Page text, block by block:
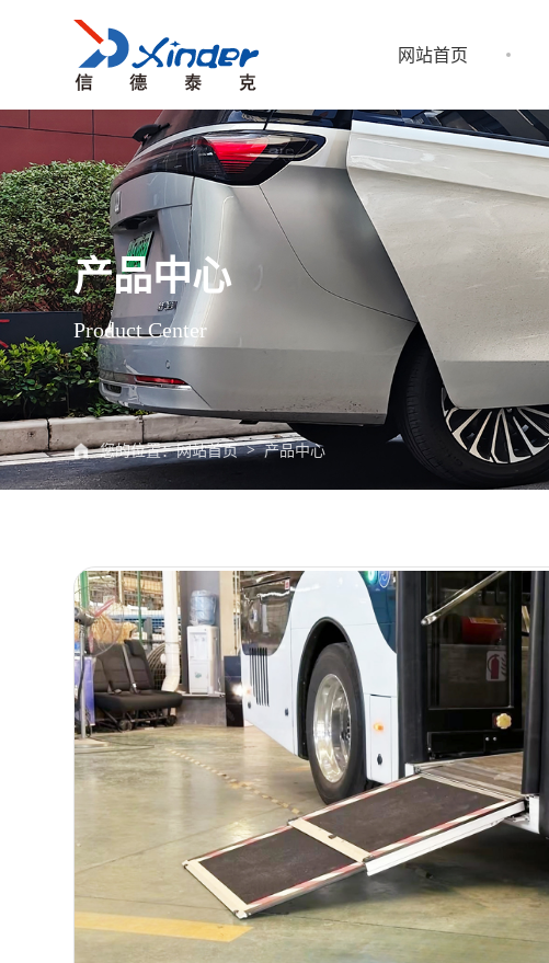
网站首页
福祉座椅
客车座椅升降装置
轮椅升降机
轮椅上车导板
固定装置
轮椅辅助装置
残疾人驾驶辅助装置
小型乘用车福祉设备 客车福祉设备
了解信德
产品中心
Product Center
您的位置：网站首页 产品中心